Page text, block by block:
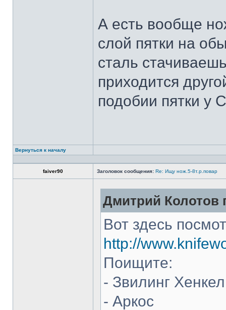
А есть вообще
слой пятки на
сталь
приходится
подобии пятки у
Вернуться к началу
faiver90 Заголовок сообщения: Re: Ищу нож.5-8т.р.повар
Дмитрий Колотов
Вот здесь
http://
Поищите:
- Звилинг
- Аркос